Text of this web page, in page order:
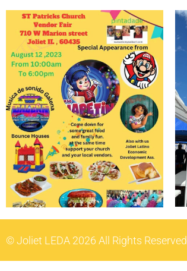
© Joliet LEDA 2026 All Rights Reserved